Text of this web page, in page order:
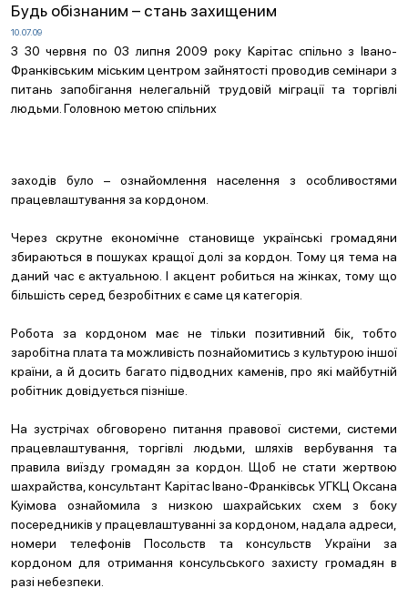
Будь обізнаним – стань захищеним
10.07.09
З 30 червня по 03 липня 2009 року Карітас спільно з Івано-
Франківським міським центром зайнятості проводив семінари з
питань запобігання нелегальній трудовій міграції та торгівлі
людьми. Головною метою спільних
заходів було – ознайомлення населення з особливостями
працевлаштування за кордоном.
Через скрутне економічне становище українські громадяни
збираються в пошуках кращої долі за кордон. Тому ця тема на
даний час є актуальною. І акцент робиться на жінках, тому що
більшість серед безробітних є саме ця категорія.
Робота за кордоном має не тільки позитивний бік, тобто
заробітна плата та можливість познайомитись з культурою іншої
країни, а й досить багато підводних каменів, про які майбутній
робітник довідується пізніше.
На зустрічах обговорено питання правової системи, системи
працевлаштування, торгівлі людьми, шляхів вербування та
правила виїзду громадян за кордон. Щоб не стати жертвою
шахрайства, консультант Карітас Івано-Франківськ УГКЦ Оксана
Куімова ознайомила з низкою шахрайських схем з боку
посередників у працевлаштуванні за кордоном, надала адреси,
номери телефонів Посольств та консульств України за
кордоном для отримання консульського захисту громадян в
разі небезпеки.